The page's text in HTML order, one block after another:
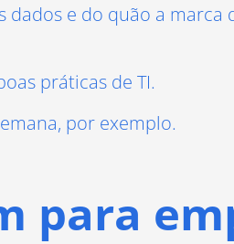
e do quão a marca
práticas de TI.
por exemplo.
para